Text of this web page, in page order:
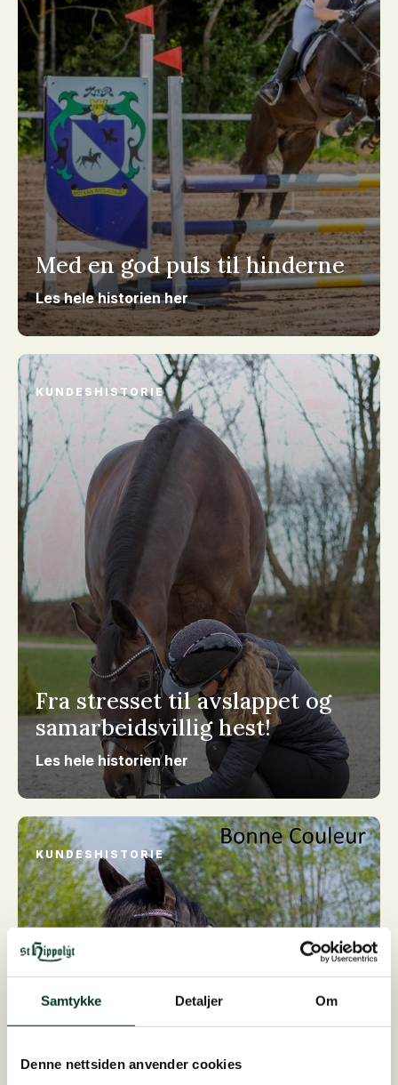
Samtykke Detaljer Om
Denne nettsiden anvender cookies
Med en god puls til hinderne
Les hele historien her
KUNDESHISTORIE
Fra stresset til avslappet og
samarbeidsvillig hest!
Les hele historien her
KUNDESHISTORIE